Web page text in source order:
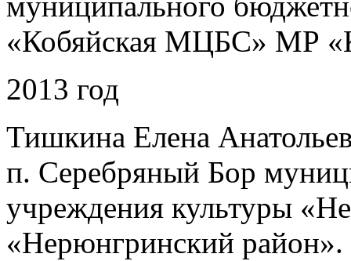
«Кобяйская МЦБС» МР
2013 год
Тишкина Елена
п. Серебряный Бор
учреждения культуры
«Нерюнгринский район».